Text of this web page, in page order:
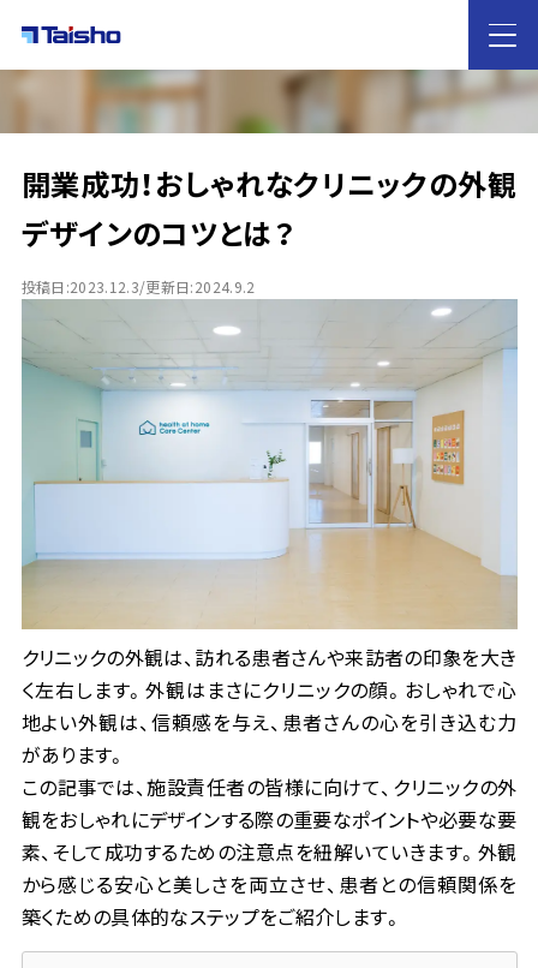
HOME
大昌工芸の特徴
サービス案内
店舗デザイン・店舗設計
内装工事
什器レンタル
業態別のご提案
カフェ・飲食店
ホテル
歯科医院
雑貨屋
イベントブース
物販
アパレル
施工実績
会社情報
事業所一覧
お問い合わせ
資料ダウンロード
開業成功！おしゃれなクリニックの外観
デザインのコツとは？
投稿日:2023.12.3/更新日:2024.9.2
クリニックの外観は、訪れる患者さんや来訪者の印象を大き
く左右します。外観はまさにクリニックの顔。おしゃれで心
地よい外観は、信頼感を与え、患者さんの心を引き込む力
があります。
この記事では、施設責任者の皆様に向けて、クリニックの外
観をおしゃれにデザインする際の重要なポイントや必要な要
素、そして成功するための注意点を紐解いていきます。外観
から感じる安心と美しさを両立させ、患者との信頼関係を
築くための具体的なステップをご紹介します。